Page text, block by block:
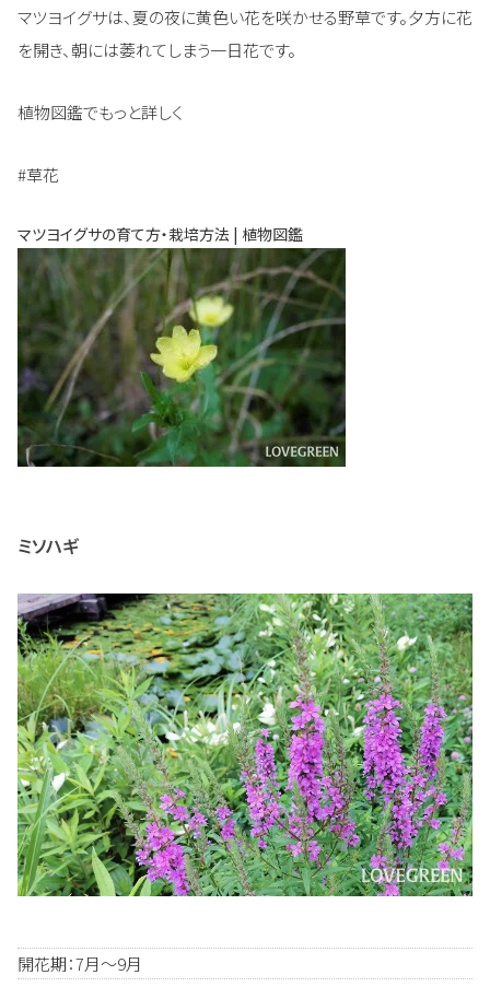
マツヨイグサは、夏の夜に黄色い花を咲かせる野草です。夕方に花
を開き、朝には萎れてしまう一日花です。
植物図鑑でもっと詳しく
#草花
マツヨイグサの育て方・栽培方法 | 植物図鑑
ミソハギ
開花期：7月～9月